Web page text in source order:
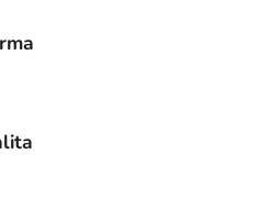
í
k
í